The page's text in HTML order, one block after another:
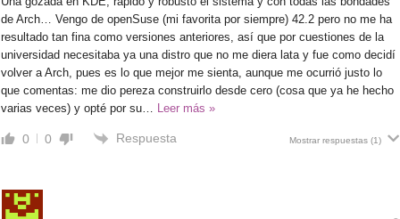
de Arch… Vengo de openSuse (mi favorita por siempre) 42.2 pero no me ha
resultado tan fina como versiones anteriores, así que por cuestiones de la
universidad necesitaba ya una distro que no me diera lata y fue como decidí
volver a Arch, pues es lo que mejor me sienta, aunque me ocurrió justo lo
que comentas: me dio pereza construirlo desde cero (cosa que ya he hecho
varias veces) y opté por su
Leer más »
0 0 Respuesta Mostrar respuestas (1)